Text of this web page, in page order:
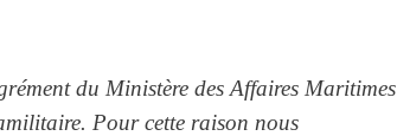
du Ministère des Affaires Maritimes
Pour cette raison nous